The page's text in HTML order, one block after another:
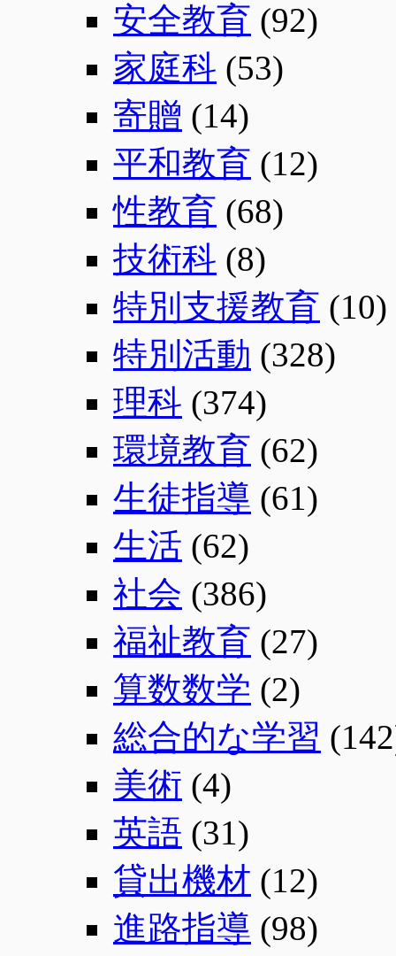
安全教育 (92)
家庭科 (53)
寄贈 (14)
平和教育 (12)
性教育 (68)
技術科 (8)
特別支援教育 (10)
特別活動 (328)
理科 (374)
環境教育 (62)
生徒指導 (61)
生活 (62)
社会 (386)
福祉教育 (27)
算数数学 (2)
総合的な学習
美術 (4)
英語 (31)
貸出機材 (12)
進路指導 (98)